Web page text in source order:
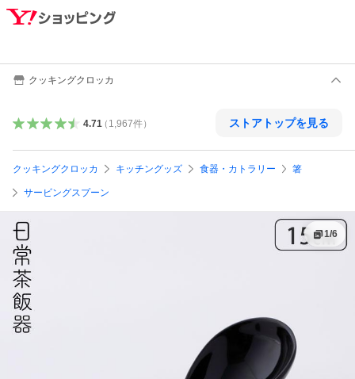
クッキングクロッカ
4.71（ 1,967件） ストアトップを見る
クッキングクロッカ キッチングッズ 食器・カトラリー 箸
サービングスプーン
1/6